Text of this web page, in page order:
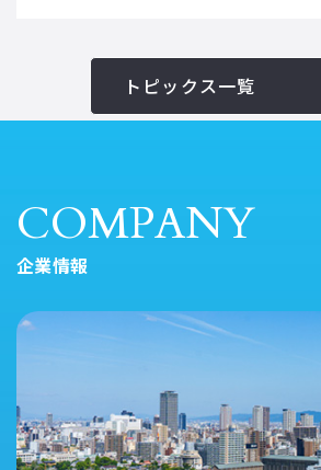
トピックス一覧
COMPANY
企業情報